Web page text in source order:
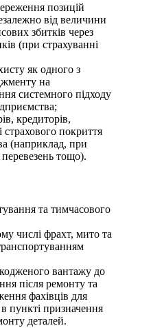
позицій
від величини
збитків через
(при страхуванні
як одного з
на
системного підходу
кредиторів,
страхового покриття
(наприклад, при
тощо).
та тимчасового
числі фрахт, мито та
вантажу до
після ремонту та
фахівців для
пункті призначення
деталей.